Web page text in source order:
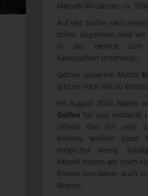
(Aktuell 80 Länder, ca.
Auf der Suche nach
tollen Gegenden sind
in der Heimat zum
Geoacachen unterwegs.
Getreu unserem Motto:
gibt es noch viel zu
Im August 2024 haben
Golfen für uns entdeckt
Urlaub den ein oder
kleinen, weißen (oder
möglichst wenig
Aktuell haben wir noch
freuen uns daher auch
Bogeys.